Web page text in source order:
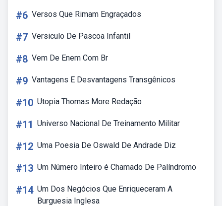
#6 Versos Que Rimam Engraçados
#7 Versiculo De Pascoa Infantil
#8 Vem De Enem Com Br
#9 Vantagens E Desvantagens Transgênicos
#10 Utopia Thomas More Redação
#11 Universo Nacional De Treinamento Militar
#12 Uma Poesia De Oswald De Andrade Diz
#13 Um Número Inteiro é Chamado De Palíndromo
#14 Um Dos Negócios Que Enriqueceram A
Burguesia Inglesa